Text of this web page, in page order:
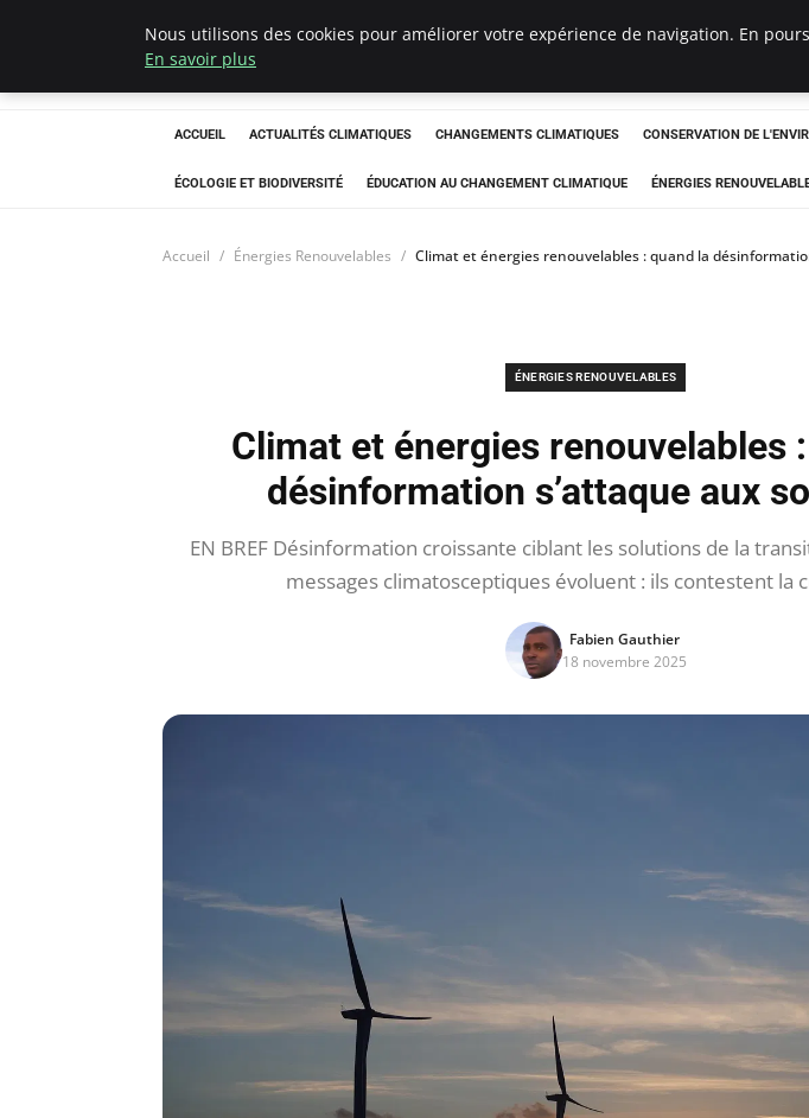
Climatedebtagents
ACCUEIL ACTUALITÉS CLIMATIQUES CHANGEMENTS CLIMATIQUES CONSERVATION DE
ÉCOLOGIE ET BIODIVERSITÉ ÉDUCATION AU CHANGEMENT CLIMATIQUE ÉNERGIES
Accueil Énergies Renouvelables Climat et énergies renouvelables : quand la
ÉNERGIES RENOUVELABLES
Climat et énergies renouvelables
désinformation s’attaque aux
EN BREF Désinformation croissante ciblant les solutions de la
messages climatosceptiques évoluent : ils contestent la
Fabien Gauthier
18 novembre 2025
Nous utilisons des cookies pour améliorer votre expérience de navigation. En
En savoir plus